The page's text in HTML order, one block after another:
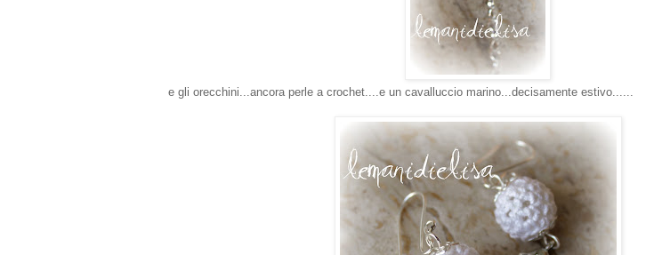
e gli orecchini...ancora perle a crochet....e un cavalluccio marino...decisamente estivo......